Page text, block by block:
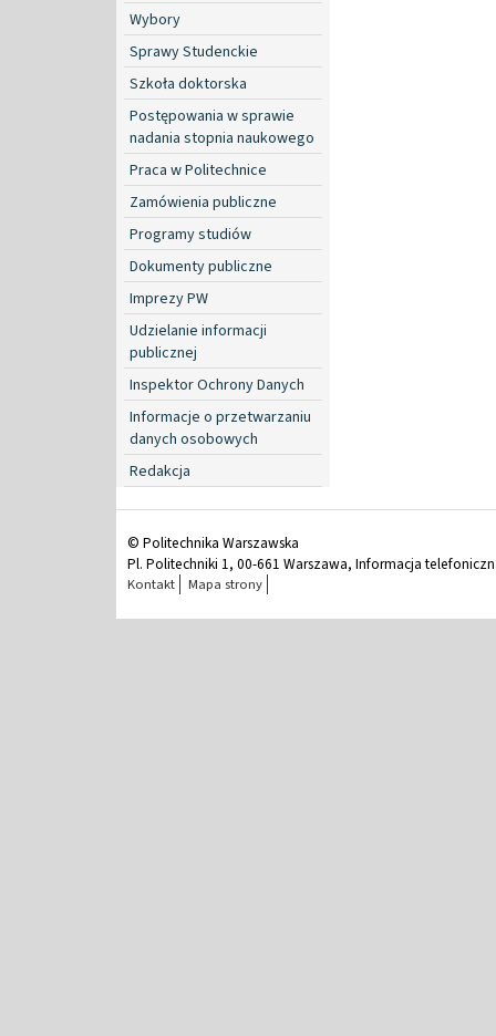
Wybory
Sprawy Studenckie
Szkoła doktorska
Postępowania w sprawie
nadania stopnia naukowego
Praca w Politechnice
Zamówienia publiczne
Programy studiów
Dokumenty publiczne
Imprezy PW
Udzielanie informacji
publicznej
Inspektor Ochrony Danych
Informacje o przetwarzaniu
danych osobowych
Redakcja
© Politechnika Warszawska
Pl. Politechniki 1, 00-661 Warszawa, Informacja
Kontakt Mapa strony